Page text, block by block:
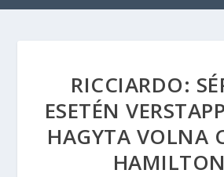
RICCIARDO:
ESETÉN
HAGYTA VOLNA